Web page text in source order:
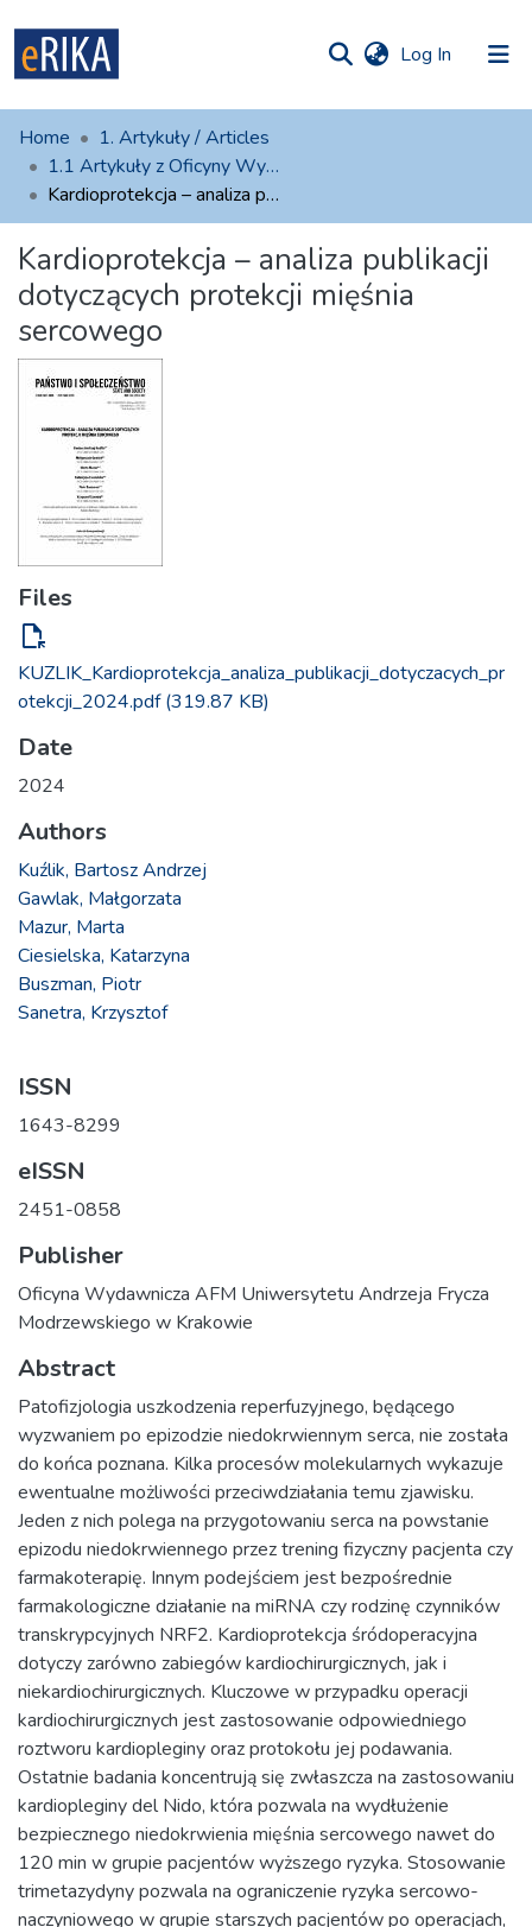
Log In (current)
UAFM
Information
For authors
Help
Contact
Home
1. Artykuły / Articles
1.1 Artykuły z Oficyny Wydawniczej AFM
Kardioprotekcja – analiza publikacji dotyczących protekcji mięśnia sercowego
Kardioprotekcja – analiza publikacji
dotyczących protekcji mięśnia
sercowego
Files
file_open
KUZLIK_Kardioprotekcja_analiza_publikacji_dotyczacych_pr
otekcji_2024.pdf(319.87 KB)
Date
2024
Authors
Kuźlik, Bartosz Andrzej
Gawlak, Małgorzata
Mazur, Marta
Ciesielska, Katarzyna
Buszman, Piotr
Sanetra, Krzysztof
ISSN
1643-8299
eISSN
2451-0858
Publisher
Oficyna Wydawnicza AFM Uniwersytetu Andrzeja Frycza
Modrzewskiego w Krakowie
Abstract
Patofizjologia uszkodzenia reperfuzyjnego, będącego
wyzwaniem po epizodzie niedokrwiennym serca, nie została
do końca poznana. Kilka procesów molekularnych wykazuje
ewentualne możliwości przeciwdziałania temu zjawisku.
Jeden z nich polega na przygotowaniu serca na powstanie
epizodu niedokrwiennego przez trening fizyczny pacjenta czy
farmakoterapię. Innym podejściem jest bezpośrednie
farmakologiczne działanie na miRNA czy rodzinę czynników
transkrypcyjnych NRF2. Kardioprotekcja śródoperacyjna
dotyczy zarówno zabiegów kardiochirurgicznych, jak i
niekardiochirurgicznych. Kluczowe w przypadku operacji
kardiochirurgicznych jest zastosowanie odpowiedniego
roztworu kardiopleginy oraz protokołu jej podawania.
Ostatnie badania koncentrują się zwłaszcza na zastosowaniu
kardiopleginy del Nido, która pozwala na wydłużenie
bezpiecznego niedokrwienia mięśnia sercowego nawet do
120 min w grupie pacjentów wyższego ryzyka. Stosowanie
trimetazydyny pozwala na ograniczenie ryzyka sercowo-
naczyniowego w grupie starszych pacjentów po operacjach,